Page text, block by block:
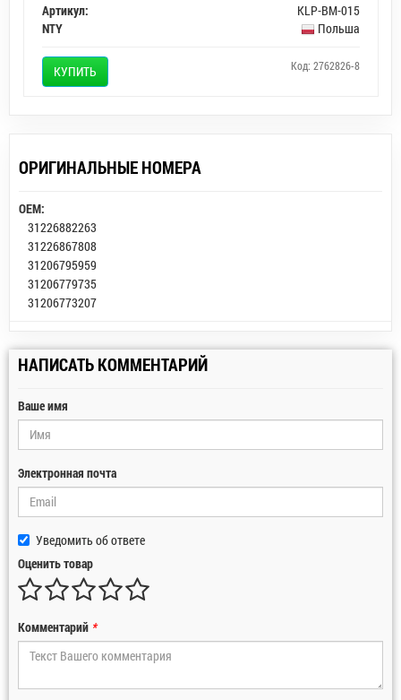
Артикул:
KLP-BM-015
NTY
Польша
КУПИТЬ Код: 2762826-8
ОРИГИНАЛЬНЫЕ НОМЕРА
OEM:
31226882263
31226867808
31206795959
31206779735
31206773207
НАПИСАТЬ КОММЕНТАРИЙ
Ваше имя
Электронная почта
Уведомить об ответе
Оценить товар
Комментарий *